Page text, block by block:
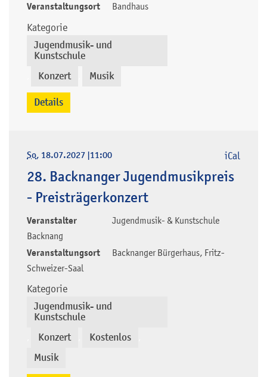
Veranstaltungsort Bandhaus
Kategorie
Jugendmusik- und
Kunstschule
Konzert Musik
Details
So, 18.07.2027 |11:00
28. Backnanger Jugendmusikpreis
- Preisträgerkonzert
Veranstalter
Jugendmusik- & Kunstschule
Backnang
Veranstaltungsort
Backnanger Bürgerhaus, Fritz-
Schweizer-Saal
Kategorie
Jugendmusik- und
Kunstschule
Konzert Kostenlos
Musik
iCal